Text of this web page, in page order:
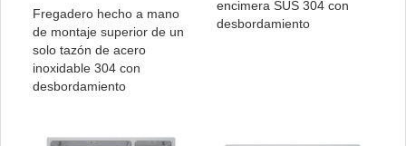
Fregadero hecho a mano
de montaje superior de un
solo tazón de acero
inoxidable 304 con
desbordamiento
encimera SUS 304 con
desbordamiento